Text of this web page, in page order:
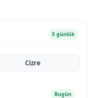
5 günlük
Ci̇zre
Bugün